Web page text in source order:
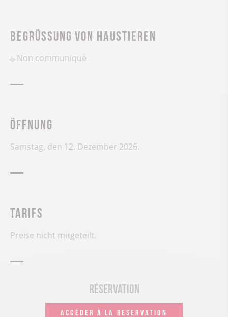
Begrüssung von Haustieren
Non communiqué
Öffnung
Samstag, den 12. Dezember 2026.
Tarifs
Preise nicht mitgeteilt.
Réservation
ACCÉDER À LA RESERVATION